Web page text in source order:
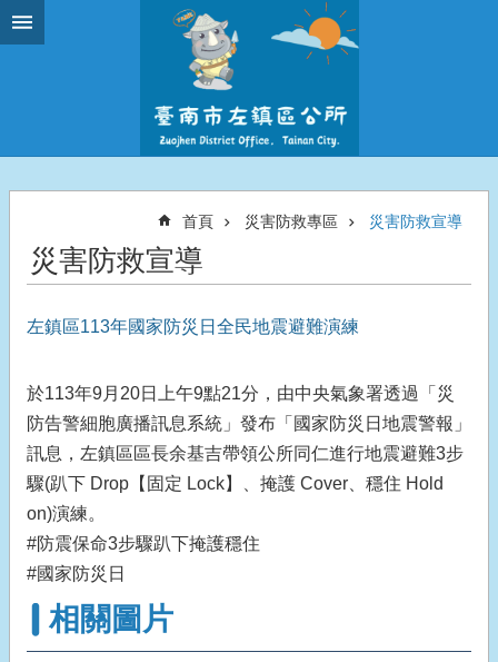
跳到主要內容區塊
首頁 災害防救專區 災害防救宣導
災害防救宣導
左鎮區113年國家防災日全民地震避難演練
於113年9月20日上午9點21分，由中央氣象署透過「災
防告警細胞廣播訊息系統」發布「國家防災日地震警報」
訊息，左鎮區區長余基吉帶領公所同仁進行地震避難3步
驟(趴下 Drop【固定 Lock】、掩護 Cover、穩住 Hold
on)演練。
#防震保命3步驟趴下掩護穩住
#國家防災日
相關圖片